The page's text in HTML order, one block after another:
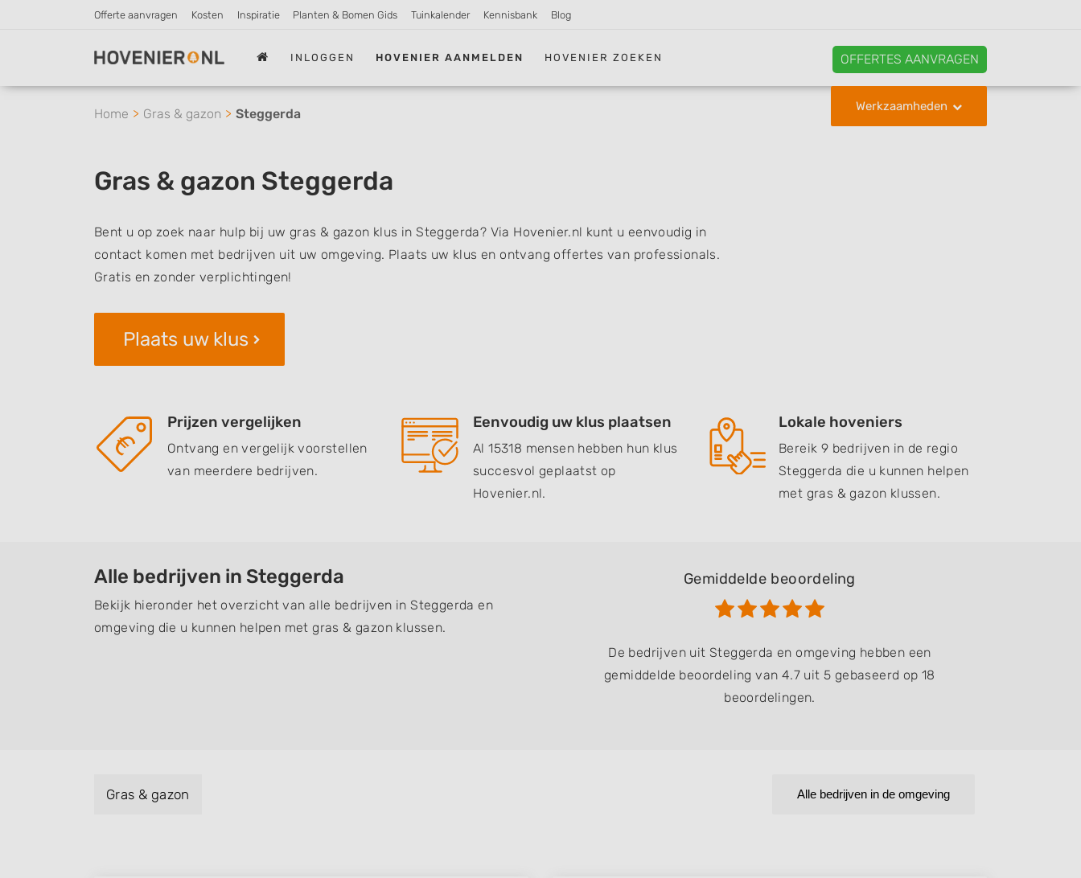
Offerte aanvragen Kosten Inspiratie Planten & Bomen Gids Tuinkalender Kennisbank Blog
INLOGGEN HOVENIER AANMELDEN HOVENIER ZOEKEN OFFERTES AANVRAGEN
Werkzaamheden
Home Gras & gazon Steggerda
Gras & gazon Steggerda
Bent u op zoek naar hulp bij uw gras & gazon klus in Steggerda? Via Hovenier.nl kunt u eenvoudig in
contact komen met bedrijven uit uw omgeving. Plaats uw klus en ontvang offertes van professionals.
Gratis en zonder verplichtingen!
Plaats uw klus
Prijzen vergelijken
Ontvang en vergelijk voorstellen
van meerdere bedrijven.
Eenvoudig uw klus plaatsen
Al 15318 mensen hebben hun klus
succesvol geplaatst op
Hovenier.nl.
Lokale hoveniers
Bereik 9 bedrijven in de regio
Steggerda die u kunnen helpen
met gras & gazon klussen.
Alle bedrijven in Steggerda
Bekijk hieronder het overzicht van alle bedrijven in Steggerda en
omgeving die u kunnen helpen met gras & gazon klussen.
Gemiddelde beoordeling
De bedrijven uit Steggerda en omgeving hebben een
gemiddelde beoordeling van 4.7 uit 5 gebaseerd op 18
beoordelingen.
Gras & gazon Alle bedrijven in de omgeving